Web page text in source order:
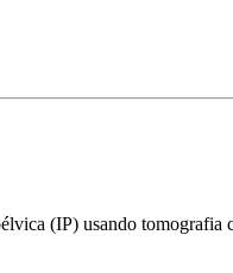
(IP) usando